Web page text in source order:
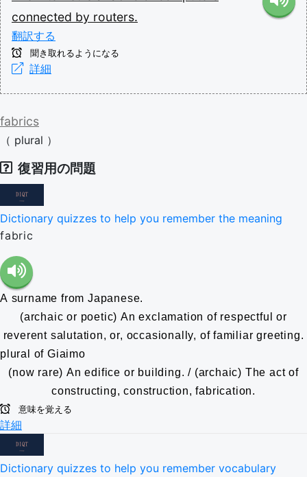
connected by routers.
翻訳する
聞き取れるようになる
詳細
fabrics
（ plural ）
復習用の問題
Dictionary quizzes to help you remember the meaning
fabric
A surname from Japanese.
(archaic or poetic) An exclamation of respectful or
reverent salutation, or, occasionally, of familiar greeting.
plural of Giaimo
(now rare) An edifice or building. / (archaic) The act of
constructing, construction, fabrication.
意味を覚える
詳細
Dictionary quizzes to help you remember vocabulary